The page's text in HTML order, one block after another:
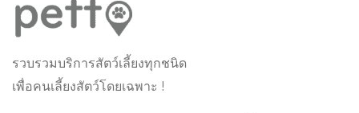
รวบรวมบริการสัตว์เลี้ยงทุกชนิด
เพื่อคนเลี้ยงสัตว์โดยเฉพาะ !